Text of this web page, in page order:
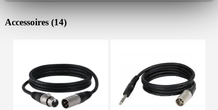
Accessoires (14)